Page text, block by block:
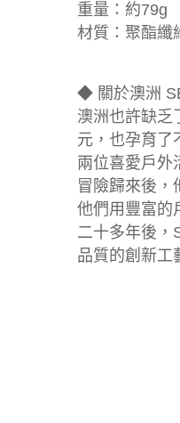
重量：約79g
材質：聚酯纖
◆ 關於澳洲
澳洲也許缺乏
元，也孕育了
兩位喜愛戶外
冒險歸來後，
他們用豐富的
二十多年後，
品質的創新工